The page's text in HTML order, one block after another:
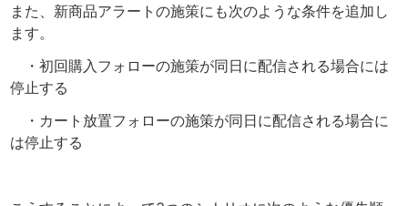
また、新商品アラートの施策にも次のような条件を追加し
ます。
・初回購入フォローの施策が同日に配信される場合には
停止する
・カート放置フォローの施策が同日に配信される場合に
は停止する